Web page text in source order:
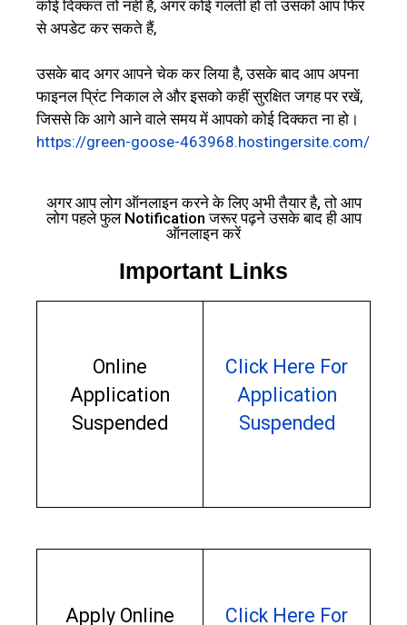
कोई दिक्कत तो नहीं है, अगर कोई गलती हो तो उसको आप फिर
से अपडेट कर सकते हैं,
उसके बाद अगर आपने चेक कर लिया है, उसके बाद आप अपना
फाइनल प्रिंट निकाल ले और इसको कहीं सुरक्षित जगह पर रखें,
जिससे कि आगे आने वाले समय में आपको कोई दिक्कत ना हो।
https://green-goose-463968.hostingersite.com/
अगर आप लोग ऑनलाइन करने के लिए अभी तैयार है, तो आप
लोग पहले फुल Notification जरूर पढ़ने उसके बाद ही आप
ऑनलाइन करें
Important Links
Online
Application
Suspended
Click Here For
Application
Suspended
Apply Online Click Here For